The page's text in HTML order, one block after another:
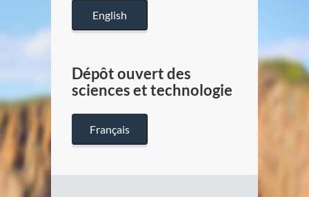
English
Dépôt ouvert des
sciences et technologie
Français